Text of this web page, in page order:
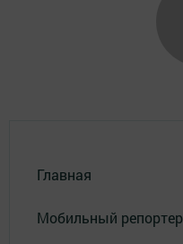
Главная
Мобильный репортер